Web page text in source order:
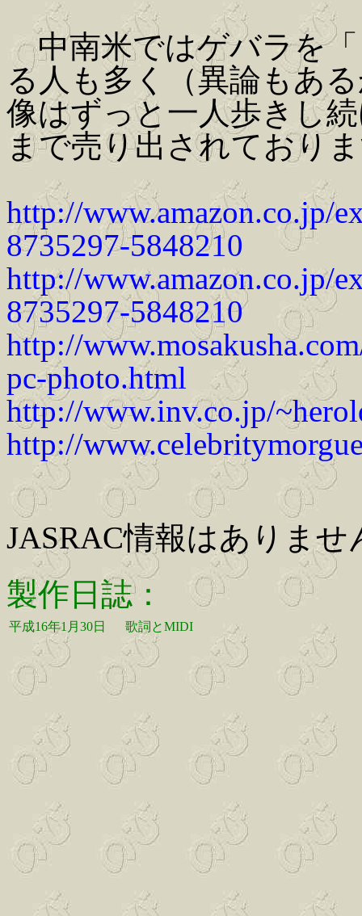
中南米ではゲバラを「
る人も多く（異論もあ
像はずっと一人歩きし
まで売り出されており
http://www.amazon.co.jp/
8735297-5848210
http://www.amazon.co.jp/
8735297-5848210
http://
pc-photo.html
http://www.inv.co.jp/
http://
JASRAC情報はありませ
製作日誌：
平成16年1月30日 歌詞とMIDI